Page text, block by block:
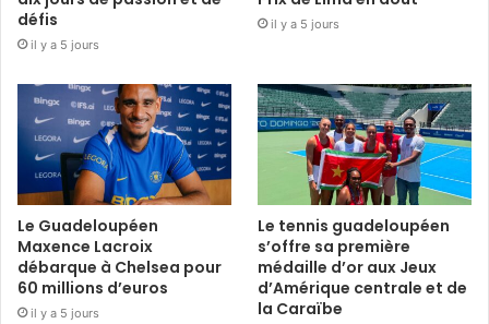
défis
il y a 5 jours
il y a 5 jours
Le Guadeloupéen
Maxence Lacroix
débarque à Chelsea pour
60 millions d’euros
il y a 5 jours
Le tennis guadeloupéen
s’offre sa première
médaille d’or aux Jeux
d’Amérique centrale et de
la Caraïbe